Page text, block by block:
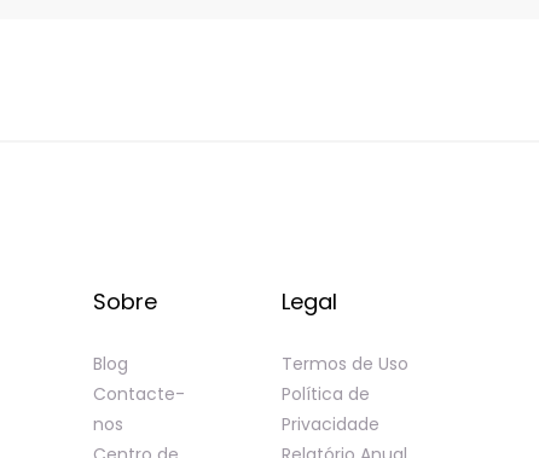
Sobre
Blog
Contacte-
nos
Legal
Termos de Uso
Política de
Privacidade